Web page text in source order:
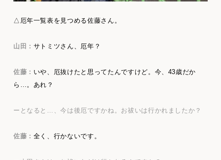
△厄年一覧表を見つめる佐藤さん。
山田： サトミツさん、厄年？
佐藤： いや、厄抜けたと思ってたんですけど。今、43歳だか
ら…。あれ？
ーとなると…、今は後厄ですかね。お祓いは行かれましたか？
佐藤： 全く、行かないです。